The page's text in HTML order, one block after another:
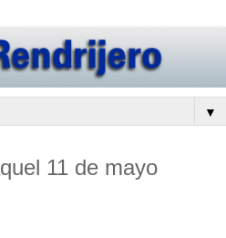
▼
11 de mayo